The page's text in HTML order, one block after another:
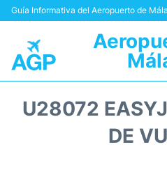
Guía Informativa del Aeropuerto de
U28072
DE